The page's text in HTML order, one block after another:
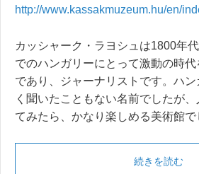
http://www.kassakmuzeum.hu/en/
カッシャーク・ラヨシュは1800年
でのハンガリーにとって激動の時
であり、ジャーナリストです。ハ
く聞いたこともない名前でしたが
てみたら、かなり楽しめる美術館で
続きを読む